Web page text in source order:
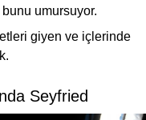
bunu umursuyor.
giyen ve içlerinde
Seyfried